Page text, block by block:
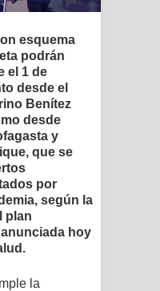
esquema
podrán
el 1 de
desde el
Benítez
desde
y
que se
por
según l a
plan
anunciada hoy
la